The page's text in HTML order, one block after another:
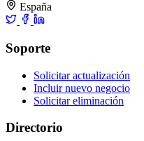
España
Soporte
Solicitar actualización
Incluir nuevo negocio
Solicitar eliminación
Directorio